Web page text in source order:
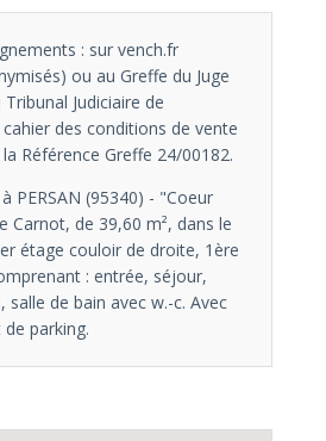
: sur vench.fr
ou au Greffe du Juge
Judiciaire de
cahier des conditions de vente
Référence Greffe 24/00182.
PERSAN (95340) - "Coeur
Carnot, de 39,60 m², dans le
étage couloir de droite, 1ère
: entrée, séjour,
salle de bain avec w.-c. Avec
parking.